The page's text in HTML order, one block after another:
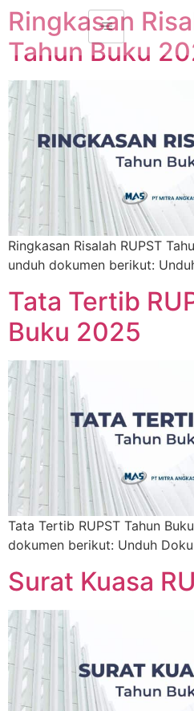
Ringkasan
Tahun Buku
Ringkasan Risalah RUPST
unduh dokumen berikut:
Tata Tertib
Buku 2025
Tata Tertib RUPST Tahun
dokumen berikut: Unduh
Surat Kuasa